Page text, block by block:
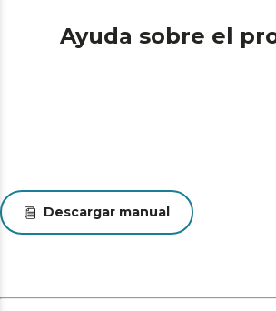
Ayuda sobre el
Descargar manual